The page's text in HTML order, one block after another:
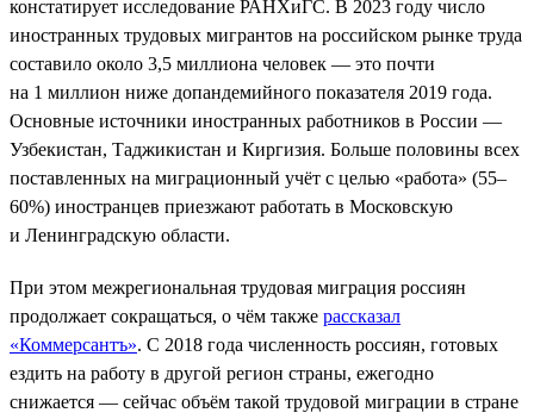
констатирует исследование РАНХиГС. В 2023 году число
иностранных трудовых мигрантов на российском рынке труда
составило около 3,5 миллиона человек — это почти
на 1 миллион ниже допандемийного показателя 2019 года.
Основные источники иностранных работников в России —
Узбекистан, Таджикистан и Киргизия. Больше половины всех
поставленных на миграционный учёт с целью «работа» (55–
60%) иностранцев приезжают работать в Московскую
и Ленинградскую области.
При этом межрегиональная трудовая миграция россиян
продолжает сокращаться, о чём также рассказал
«Коммерсантъ». С 2018 года численность россиян, готовых
ездить на работу в другой регион страны, ежегодно
снижается — сейчас объём такой трудовой миграции в стране